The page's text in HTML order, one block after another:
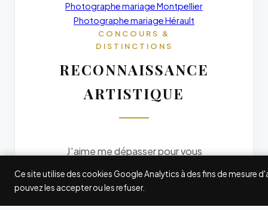
Photographe mariage Montpellier
Photographe mariage Hérault
CONCOURS &
DISTINCTIONS
RECONNAISSANCE
ARTISTIQUE
J'aime me dépasser pour vous
offrir des photos originales. Je
participe à quelques grands
concours internationaux de
Ce site utilise des cookies Google Analytics à des fins de mesure
pouvez les accepter ou les refuser.